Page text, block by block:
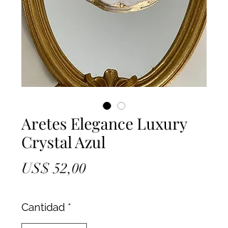
Aretes Elegance Luxury
Crystal Azul
US$ 52,00Precio
Cantidad *